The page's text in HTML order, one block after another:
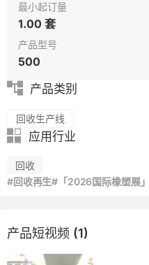
最小起订量
1.00 套
产品型号
500
产品类别
回收生产线
应用行业
回收
#回收再生#「2026国际橡塑展
产品短视频 (1)